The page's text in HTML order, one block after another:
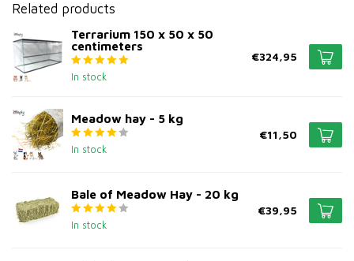
Related products
Terrarium 150 x 50 x 50
centimeters
In stock
€324,95
Meadow hay - 5 kg
In stock
€11,50
Bale of Meadow Hay - 20 kg
In stock
€39,95